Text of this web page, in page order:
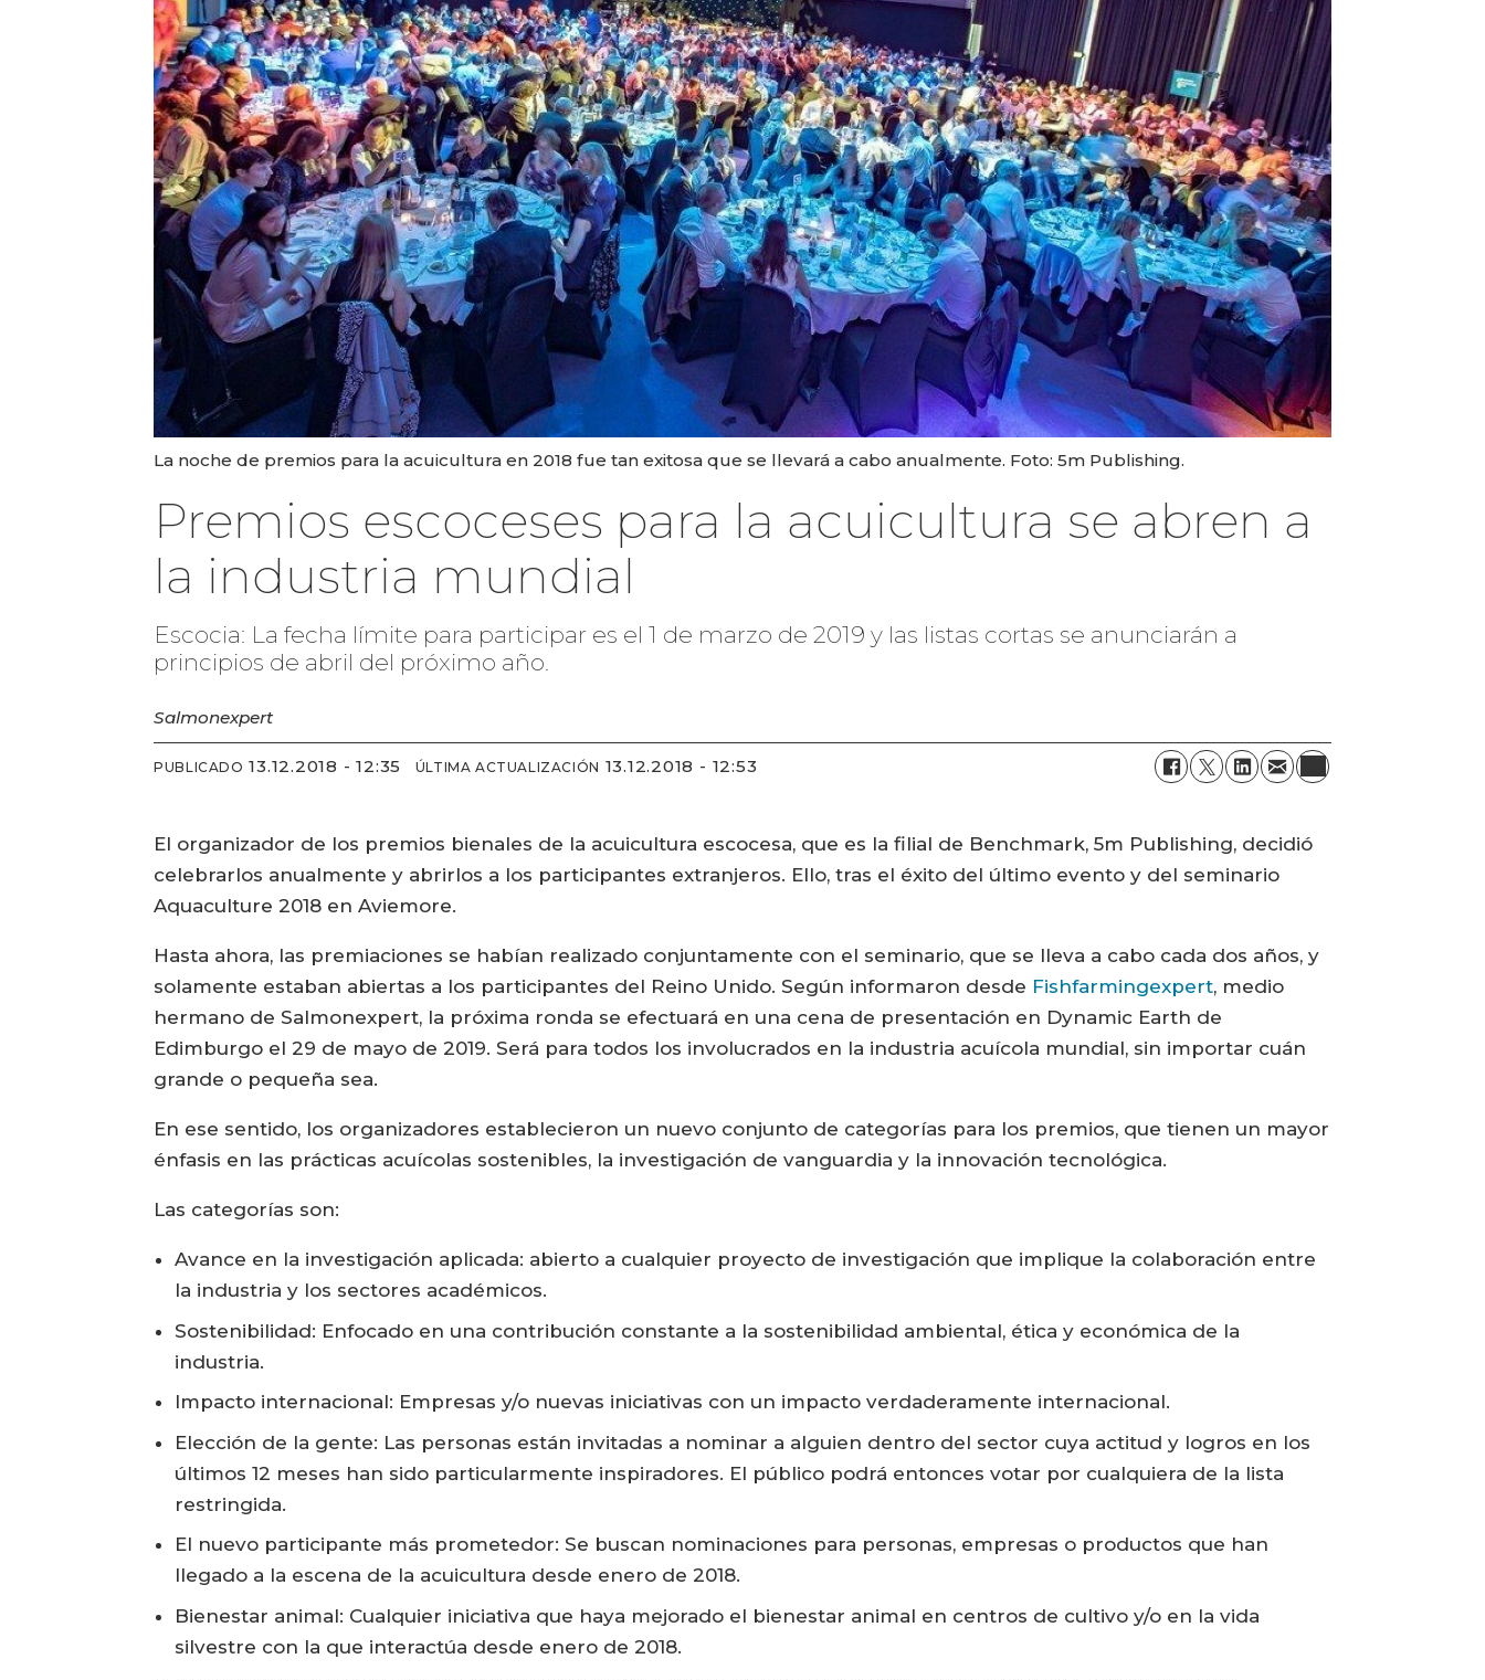
La noche de premios para la acuicultura en 2018 fue tan exitosa que se llevará a cabo anualmente. Foto: 5m Publishing.
Premios escoceses para la acuicultura se abren a
la industria mundial
Escocia: La fecha límite para participar es el 1 de marzo de 2019 y las listas cortas se anunciarán a
principios de abril del próximo año.
Salmonexpert
PUBLICADO 13.12.2018 - 12:35 ÚLTIMA ACTUALIZACIÓN 13.12.2018 - 12:53
El organizador de los premios bienales de la acuicultura escocesa, que es la filial de Benchmark, 5m Publishing, decidió
celebrarlos anualmente y abrirlos a los participantes extranjeros. Ello, tras el éxito del último evento y del seminario
Aquaculture 2018 en Aviemore.
Hasta ahora, las premiaciones se habían realizado conjuntamente con el seminario, que se lleva a cabo cada dos años, y
solamente estaban abiertas a los participantes del Reino Unido. Según informaron desde Fishfarmingexpert, medio
hermano de Salmonexpert, la próxima ronda se efectuará en una cena de presentación en Dynamic Earth de
Edimburgo el 29 de mayo de 2019. Será para todos los involucrados en la industria acuícola mundial, sin importar cuán
grande o pequeña sea.
En ese sentido, los organizadores establecieron un nuevo conjunto de categorías para los premios, que tienen un mayor
énfasis en las prácticas acuícolas sostenibles, la investigación de vanguardia y la innovación tecnológica.
Las categorías son:
Avance en la investigación aplicada: abierto a cualquier proyecto de investigación que implique la colaboración entre
la industria y los sectores académicos.
Sostenibilidad: Enfocado en una contribución constante a la sostenibilidad ambiental, ética y económica de la
industria.
Impacto internacional: Empresas y/o nuevas iniciativas con un impacto verdaderamente internacional.
Elección de la gente: Las personas están invitadas a nominar a alguien dentro del sector cuya actitud y logros en los
últimos 12 meses han sido particularmente inspiradores. El público podrá entonces votar por cualquiera de la lista
restringida.
El nuevo participante más prometedor: Se buscan nominaciones para personas, empresas o productos que han
llegado a la escena de la acuicultura desde enero de 2018.
Bienestar animal: Cualquier iniciativa que haya mejorado el bienestar animal en centros de cultivo y/o en la vida
silvestre con la que interactúa desde enero de 2018.